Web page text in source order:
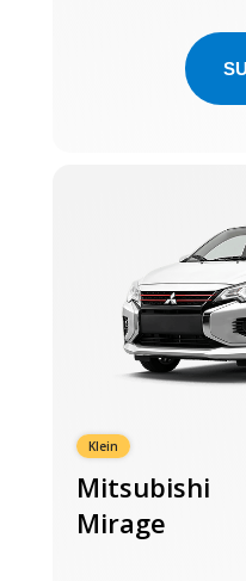
Klein
Mitsubishi
Mirage